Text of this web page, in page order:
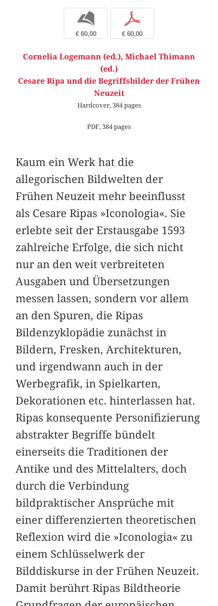
b
€ 60,00
p
€ 60,00
Cornelia Logemann (ed.), Michael Thimann
(ed.)
Cesare Ripa und die Begriffsbilder der Frühen
Neuzeit
Hardcover, 384 pages
PDF, 384 pages
Kaum ein Werk hat die
allegorischen Bildwelten der
Frühen Neuzeit mehr beeinflusst
als Cesare Ripas »Iconologia«. Sie
erlebte seit der Erstausgabe 1593
zahlreiche Erfolge, die sich nicht
nur an den weit verbreiteten
Ausgaben und Übersetzungen
messen lassen, sondern vor allem
an den Spuren, die Ripas
Bildenzyklopädie zunächst in
Bildern, Fresken, Architekturen,
und irgendwann auch in der
Werbegrafik, in Spielkarten,
Dekorationen etc. hinterlassen hat.
Ripas konsequente Personifizierung
abstrakter Begriffe bündelt
einerseits die Traditionen der
Antike und des Mittelalters, doch
durch die Verbindung
bildpraktischer Ansprüche mit
einer differenzierten theoretischen
Reflexion wird die »Iconologia« zu
einem Schlüsselwerk der
Bilddiskurse in der Frühen Neuzeit.
Damit berührt Ripas Bildtheorie